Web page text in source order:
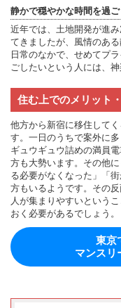
静かで穏やかな時間を過
近年では、土地開発が進
てきましたが、風情のあ
日常のなかで、せめてプ
ごしたいという人には、
住む上でのメリット
他方から新宿に移住して
す。一日のうちで案外に
ギュウギュウ詰めの満員
方も大勢います。その他
る必要がなくなった」「
方もいるようです。その
人が集まりやすいという
おく必要があるでしょう。
東京
マンスリ